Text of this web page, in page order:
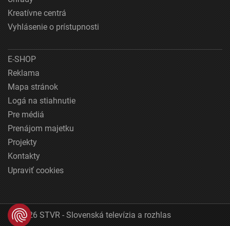
Kreatívne centrá
Vyhlásenie o prístupnosti
E-SHOP
Reklama
Mapa stránok
Logá na stiahnutie
Pre médiá
Prenájom majetku
Projekty
Kontakty
Upraviť cookies
© 2026 STVR - Slovenská televízia a rozhlas